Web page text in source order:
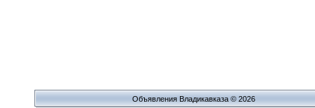
Объявления Владикавказа © 2026